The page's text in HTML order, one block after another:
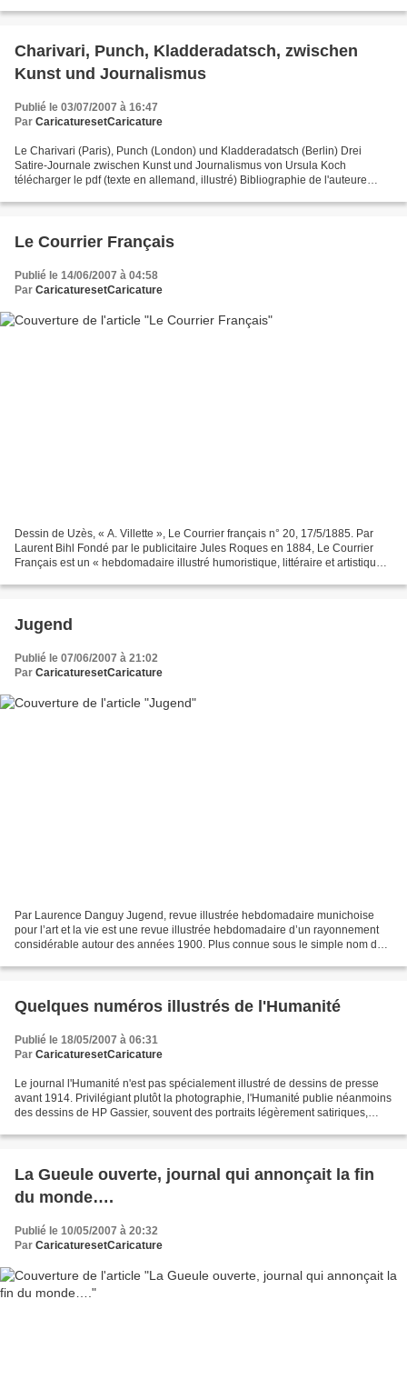
Charivari, Punch, Kladderadatsch, zwischen
Kunst und Journalismus
Publié le 03/07/2007 à 16:47
Par CaricaturesetCaricature
Le Charivari (Paris), Punch (London) und Kladderadatsch (Berlin) Drei
Satire-Journale zwischen Kunst und Journalismus von Ursula Koch
télécharger le pdf (texte en allemand, illustré) Bibliographie de l'auteure
Le Courrier Français
Publié le 14/06/2007 à 04:58
Par CaricaturesetCaricature
Dessin de Uzès, « A. Villette », Le Courrier français n° 20, 17/5/1885. Par
Laurent Bihl Fondé par le publicitaire Jules Roques en 1884, Le Courrier
Français est un « hebdomadaire illustré humoristique, littéraire et artistique »
Jugend
Publié le 07/06/2007 à 21:02
Par CaricaturesetCaricature
Par Laurence Danguy Jugend, revue illustrée hebdomadaire munichoise
pour l’art et la vie est une revue illustrée hebdomadaire d’un rayonnement
considérable autour des années 1900. Plus connue sous le simple nom de
Quelques numéros illustrés de l'Humanité
Publié le 18/05/2007 à 06:31
Par CaricaturesetCaricature
Le journal l'Humanité n'est pas spécialement illustré de dessins de presse
avant 1914. Privilégiant plutôt la photographie, l'Humanité publie néanmoins
des dessins de HP Gassier, souvent des portraits légèrement satiriques,
La Gueule ouverte, journal qui annonçait la fin
du monde….
Publié le 10/05/2007 à 20:32
Par CaricaturesetCaricature